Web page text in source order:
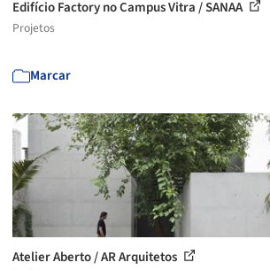
Edifício Factory no Campus Vitra / SANAA
Projetos
Marcar
Atelier Aberto / AR Arquitetos